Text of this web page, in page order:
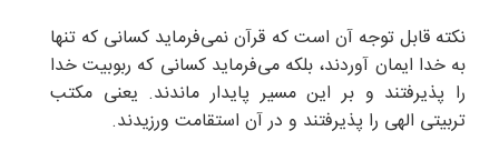
نکته قابل توجه آن است که قرآن نمی‌فرماید کسانی که تنها
به خدا ایمان آوردند، بلکه می‌فرماید کسانی که ربوبیت خدا
را پذیرفتند و بر این مسیر پایدار ماندند. یعنی مکتب
تربیتی الهی را پذیرفتند و در آن استقامت ورزیدند.